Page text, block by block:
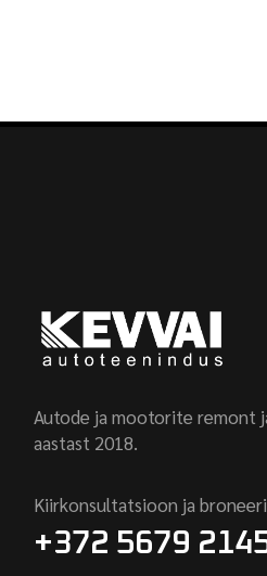
Autode ja mootorite remont
aastast 2018.
Kiirkonsultatsioon ja
+372 5679